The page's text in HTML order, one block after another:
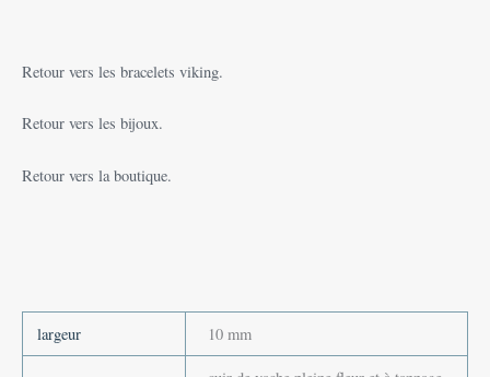
Retour vers les bracelets viking.
Retour vers les bijoux.
Retour vers la boutique.
largeur 10 mm